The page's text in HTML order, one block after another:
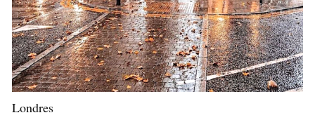
Londres